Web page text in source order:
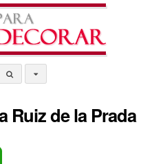
Ruiz de la Prada